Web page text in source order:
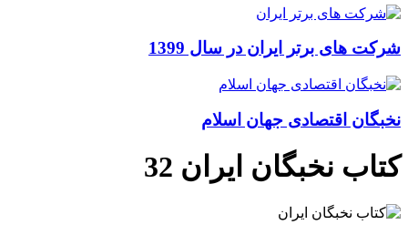
شرکت های برتر ایران در سال 1399
نخبگان اقتصادی جهان اسلام
کتاب نخبگان ایران 32